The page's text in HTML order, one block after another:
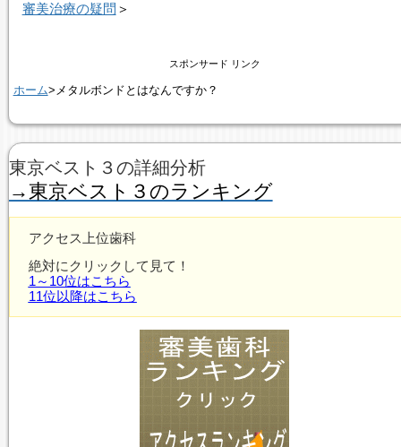
審美治療の疑問 ＞
スポンサード リンク
ホーム>メタルボンドとはなんですか？
東京ベスト３の詳細分析
→東京ベスト３のランキング
アクセス上位歯科
絶対にクリックして見て！
1～10位はこちら
11位以降はこちら